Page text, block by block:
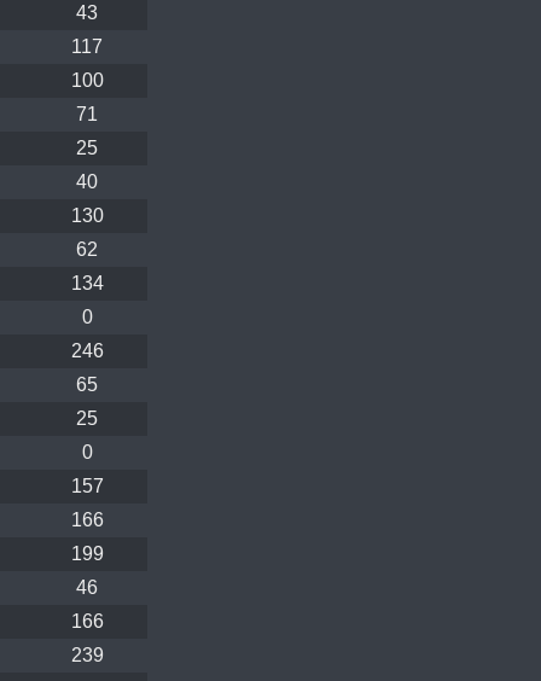
43
117
100
71
25
40
130
62
134
0
246
65
25
0
157
166
199
46
166
239